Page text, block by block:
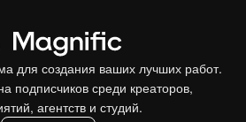
для создания ваших лучших работ.
подписчиков среди креаторов,
агентств и студий.